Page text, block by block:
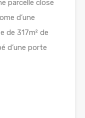
parcelle close
d’une
de 317m² de
d’une porte